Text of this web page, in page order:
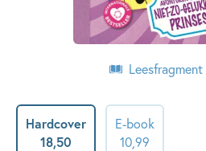
Leesfragment
Hardcover
18,50
E-book
1099